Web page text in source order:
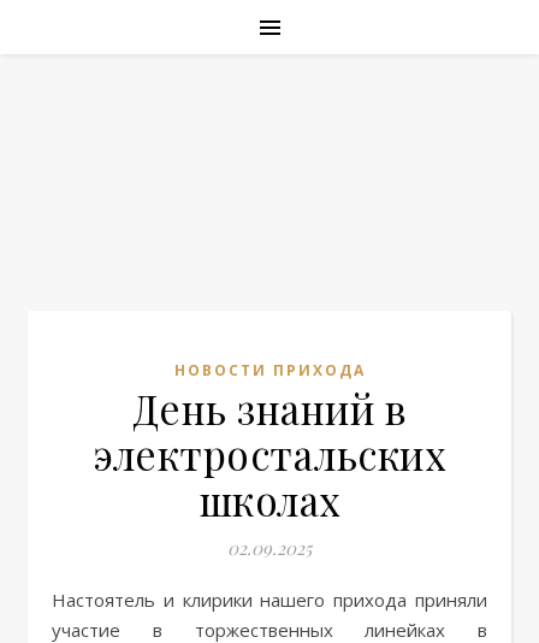
НОВОСТИ ПРИХОДА
День знаний в
электростальских
школах
02.09.2025
Настоятель и клирики нашего прихода приняли
участие в торжественных линейках в